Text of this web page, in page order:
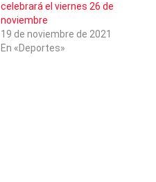
celebrará el viernes 26 de
noviembre
19 de noviembre de 2021
En «Deportes»